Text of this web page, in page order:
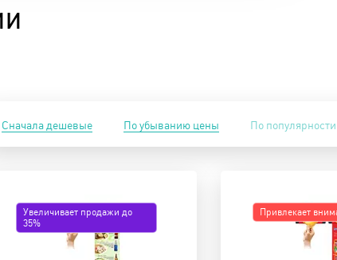
Сначала дешевые По убыванию цены По популярности
Увеличивает продажи до
35%
Привлекает